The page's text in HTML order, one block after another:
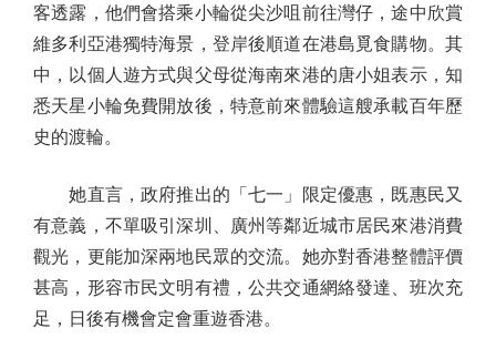
客透露，他們會搭乘小輪從尖沙咀前往灣仔，途中欣賞
維多利亞港獨特海景，登岸後順道在港島覓食購物。其
中，以個人遊方式與父母從海南來港的唐小姐表示，知
悉天星小輪免費開放後，特意前來體驗這艘承載百年歷
史的渡輪。
她直言，政府推出的「七一」限定優惠，既惠民又
有意義，不單吸引深圳、廣州等鄰近城市居民來港消費
觀光，更能加深兩地民眾的交流。她亦對香港整體評價
甚高，形容市民文明有禮，公共交通網絡發達、班次充
足，日後有機會定會重遊香港。